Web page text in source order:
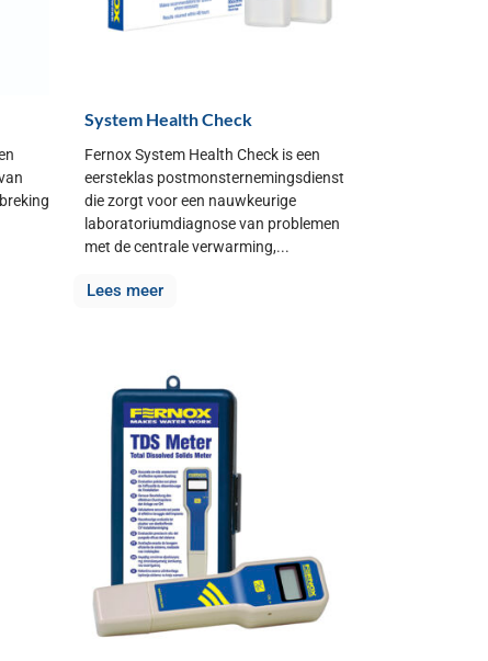
System Health Check
Fernox System Health Check is een
eersteklas postmonsternemingsdienst
die zorgt voor een nauwkeurige
laboratoriumdiagnose van problemen
met de centrale verwarming,...
Lees meer